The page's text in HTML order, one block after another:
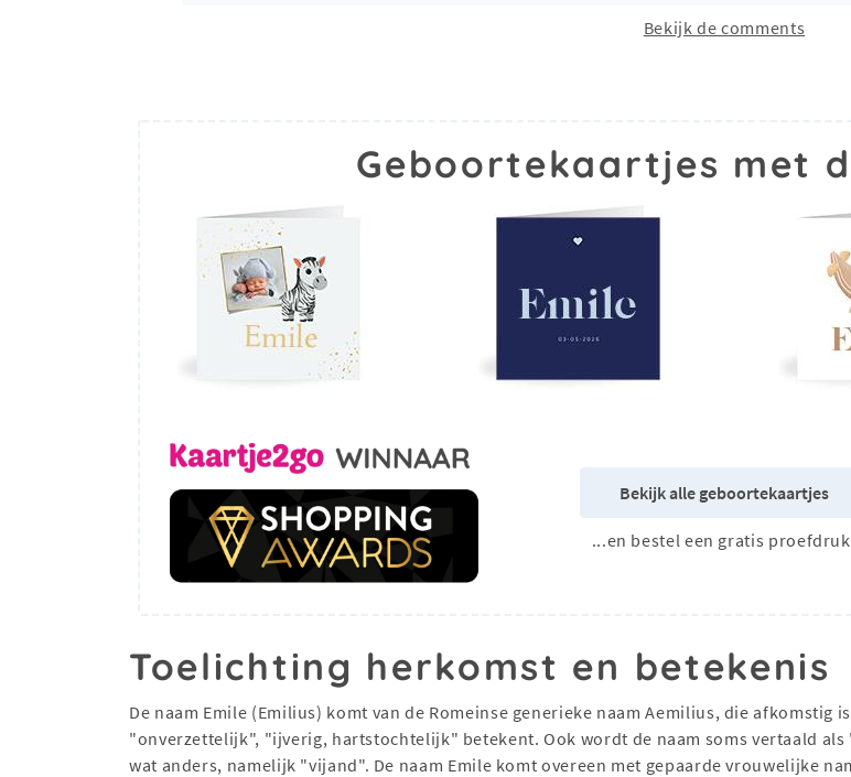
Bekijk de comments
Geboortekaartjes met
Bekijk alle geboortekaartjes
...en bestel een gratis
Toelichting herkomst en betekenis
De naam Emile (Emilius) komt van de Romeinse generieke naam Aemilius, die
"onverzettelijk", "ijverig, hartstochtelijk" betekent. Ook wordt de naam soms vertaald als
wat anders, namelijk "vijand". De naam Emile komt overeen met gepaarde vrouwelijke